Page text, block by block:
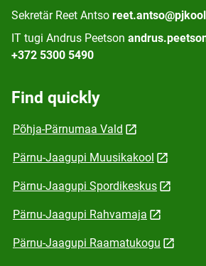
Sekretär Reet Antso
IT tugi Andrus Peetson
+372 5300 5490
Find quickly
Põhja-Pärnumaa Vald
Pärnu-Jaagupi Muusikakool
Pärnu-Jaagupi Spordikeskus
Pärnu-Jaagupi Rahvamaja
Pärnu-Jaagupi Raamatukogu